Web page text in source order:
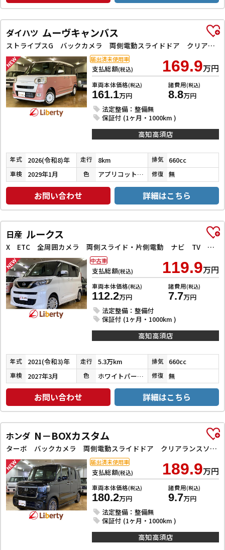
ダイハツ ムーヴキャンバス
ストライプスG バックカメラ 両側電動スライドドア クリアランスソナー 衝突被害軽減システム オートライト LEDヘッドランプ スマートキー アイドリングストップ 電動格納ミラー シートヒーター ベンチシート CVT
支払総額(税込) 169.9万円
車両本体価格(税込)
161.1万円
諸費用(税込)
8.8万円
法定整備：整備無
保証付 (1ヶ月・1000km )
届出済未使用車
高知高須店
年式 2026(令和8)年 走行 8km 排気 660cc
車検 2029年1月 色 アプリコットピンクメタリック／シャイニングホワイトパール 修復 無
お問い合わせ 詳細はこちら
日産 ルークス
X ETC 全周囲カメラ 両側スライド・片側電動 ナビ TV クリアランスソナー 衝突被害軽減システム オートライト スマートキー アイドリングストップ 電動格納ミラー ベンチシート CVT
支払総額(税込) 119.9万円
車両本体価格(税込)
112.2万円
諸費用(税込)
7.7万円
法定整備：整備付
保証付 (1ヶ月・1000km )
中古車
高知高須店
年式 2021(令和3)年 走行 5.3万km 排気 660cc
車検 2027年3月 色 ホワイトパール３コートパール 修復 無
お問い合わせ 詳細はこちら
ホンダ N－BOXカスタム
ターボ バックカメラ 両側電動スライドドア クリアランスソナー オートクルーズコントロール レーンアシスト 衝突被害軽減システム オートライト LEDヘッドランプ スマートキー アイドリングストップ
支払総額(税込) 189.9万円
車両本体価格(税込)
180.2万円
諸費用(税込)
9.7万円
法定整備：整備無
保証付 (1ヶ月・1000km )
届出済未使用車
高知高須店